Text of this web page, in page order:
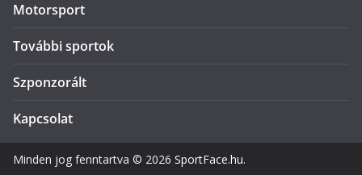
Motorsport
További sportok
Szponzorált
Kapcsolat
Minden jog fenntartva © 2026 SportFace.hu.